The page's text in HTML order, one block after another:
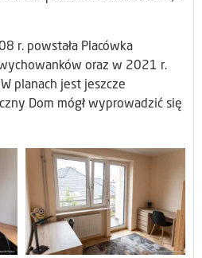
r. powstała Placówka
oraz w 2021 r.
planach jest jeszcze
Dom mógł wyprowadzić się